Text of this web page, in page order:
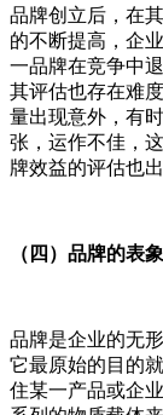
品牌创立后，在
的不断提高，企
一品牌在竞争中
其评估也存在难
量出现意外，有
张，运作不佳，
牌效益的评估也
（四）品牌的表
品牌是企业的无
它最原始的目的
住某一产品或企